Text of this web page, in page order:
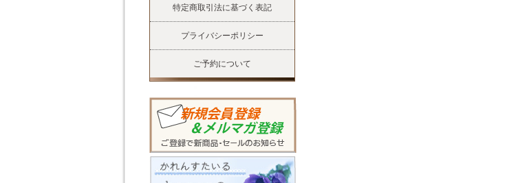
特定商取引法に基づく表記
プライバシーポリシー
ご予約について